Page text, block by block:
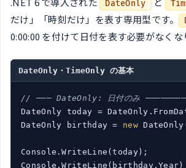
DateOnly
だけ」「時刻だけ」を表す専用型です。
0:00:00 を付けて日付を表す必要がなくな
DateOnly・TimeOnly の基本
// ─── DateOnly: 日付のみ
DateOnly today =
DateOnly birthday = new